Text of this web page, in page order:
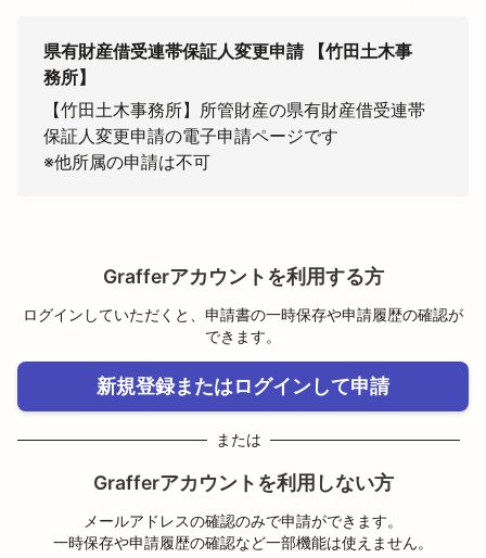
県有財産借受連帯保証人変更申請 【竹田土木事
務所】
【竹田土木事務所】所管財産の県有財産借受連帯
保証人変更申請の電子申請ページです
※他所属の申請は不可
Grafferアカウントを利用する方
ログインしていただくと、申請書の一時保存や申請履歴の確認が
できます。
新規登録またはログインして申請
または
Grafferアカウントを利用しない方
メールアドレスの確認のみで申請ができます。
一時保存や申請履歴の確認など一部機能は使えません。